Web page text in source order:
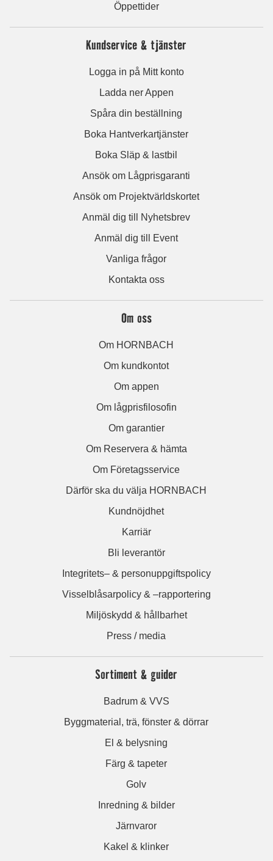
Öppettider
Kundservice & tjänster
Logga in på Mitt konto
Ladda ner Appen
Spåra din beställning
Boka Hantverkartjänster
Boka Släp & lastbil
Ansök om Lågprisgaranti
Ansök om Projektvärldskortet
Anmäl dig till Nyhetsbrev
Anmäl dig till Event
Vanliga frågor
Kontakta oss
Om oss
Om HORNBACH
Om kundkontot
Om appen
Om lågprisfilosofin
Om garantier
Om Reservera & hämta
Om Företagsservice
Därför ska du välja HORNBACH
Kundnöjdhet
Karriär
Bli leverantör
Integritets– & personuppgiftspolicy
Visselblåsarpolicy & –rapportering
Miljöskydd & hållbarhet
Press / media
Sortiment & guider
Badrum & VVS
Byggmaterial, trä, fönster & dörrar
El & belysning
Färg & tapeter
Golv
Inredning & bilder
Järnvaror
Kakel & klinker